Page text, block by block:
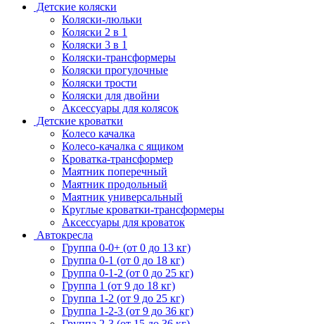
Детские коляски
Коляски-люльки
Коляски 2 в 1
Коляски 3 в 1
Коляски-трансформеры
Коляски прогулочные
Коляски трости
Коляски для двойни
Аксессуары для колясок
Детские кроватки
Колесо качалка
Колесо-качалка с ящиком
Кроватка-трансформер
Маятник поперечный
Маятник продольный
Маятник универсальный
Круглые кроватки-трансформеры
Аксессуары для кроваток
Автокресла
Группа 0-0+ (от 0 до 13 кг)
Группа 0-1 (от 0 до 18 кг)
Группа 0-1-2 (от 0 до 25 кг)
Группа 1 (от 9 до 18 кг)
Группа 1-2 (от 9 до 25 кг)
Группа 1-2-3 (от 9 до 36 кг)